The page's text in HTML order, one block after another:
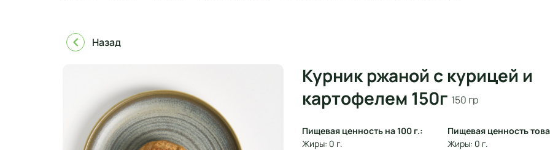
Назад
Курник ржаной с курицей и
картофелем 150г 150 гр
Пищевая ценность на 100 г.:
Жиры: 0 г.
Пищевая ценность
Жиры: 0 г.